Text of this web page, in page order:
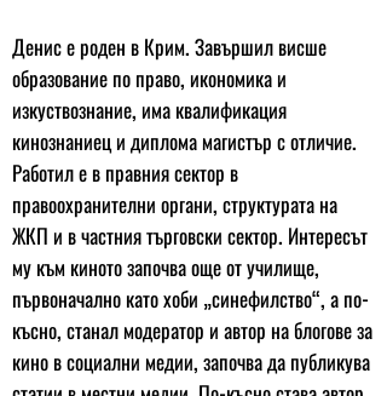
Денис е роден в Крим. Завършил висше
образование по право, икономика и
изкуствознание, има квалификация
кинознаниец и диплома магистър с отличие.
Работил е в правния сектор в
правоохранителни органи, структурата на
ЖКП и в частния търговски сектор. Интересът
му към киното започва още от училище,
първоначално като хоби „синефилство“, а по-
късно, станал модератор и автор на блогове за
кино в социални медии, започва да публикува